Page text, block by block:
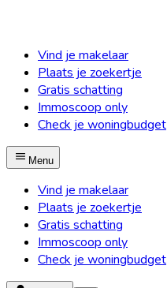
Vind je makelaar
Plaats je zoekertje
Gratis schatting
Immoscoop only
Check je woningbudget
Menu
Vind je makelaar
Plaats je zoekertje
Gratis schatting
Immoscoop only
Check je woningbudget